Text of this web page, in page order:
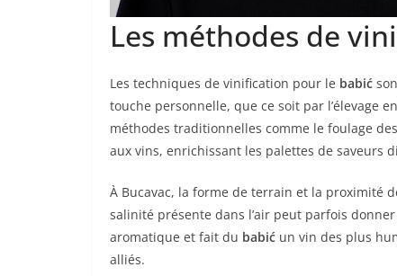
Les méthodes de
Les techniques de vinification pour le babić
touche personnelle, que ce soit par l’élevage
méthodes traditionnelles comme le foulage
aux vins, enrichissant les palettes de saveurs
À Bucavac, la forme de terrain et la proximité
salinité présente dans l’air peut parfois
aromatique et fait du babić un vin des plus
alliés.